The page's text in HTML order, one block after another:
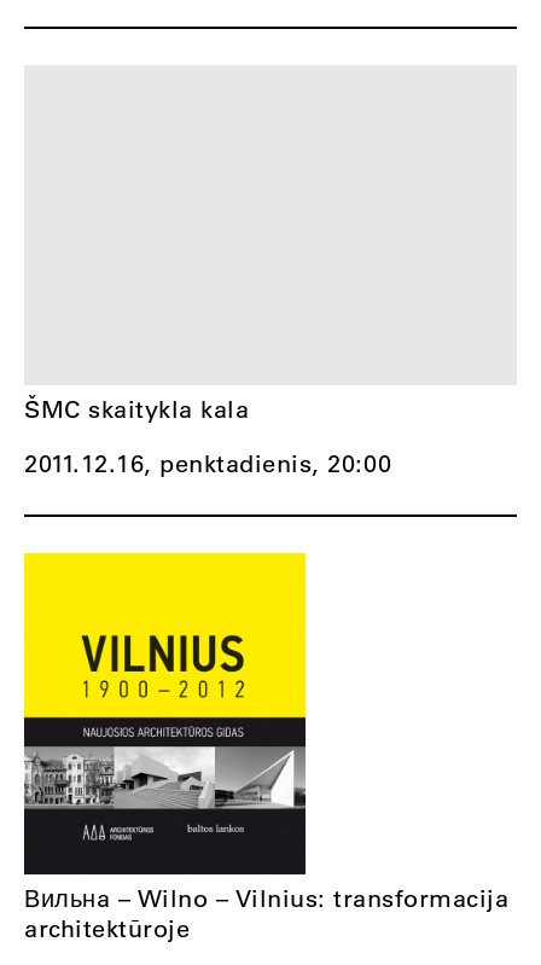
2011.12.16, penktadienis, 20:00
ŠMC skaitykla kala
Вильнa – Wilno – Vilnius: transformacija
architektūroje